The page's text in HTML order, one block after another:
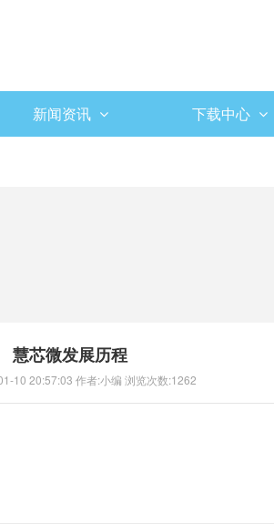
新闻资讯 下载中心
慧芯微发展历程
10 20:57:03 作者:小编 浏览次数:1262